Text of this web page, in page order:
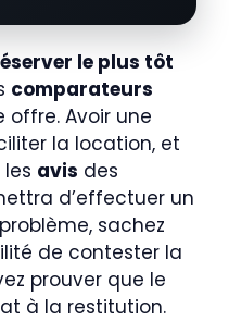
le plus tôt
comparateurs
offre. Avoir une
la location, et
avis des
d’effectuer un
sachez
de contester la
prouver que le
à la restitution.